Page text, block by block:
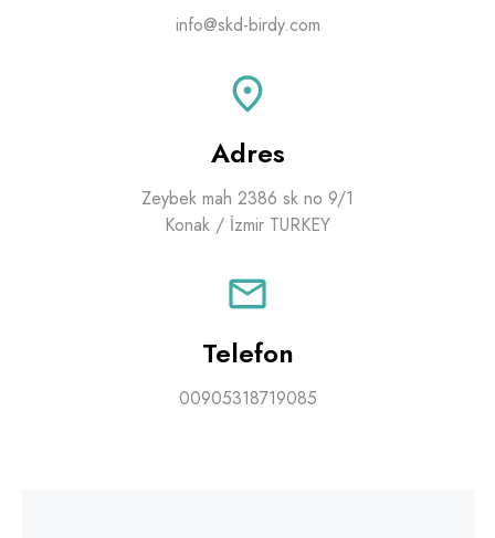
info@skd-birdy.com
Adres
Zeybek mah 2386 sk no 9/1
Konak / İzmir TURKEY
Telefon
00905318719085